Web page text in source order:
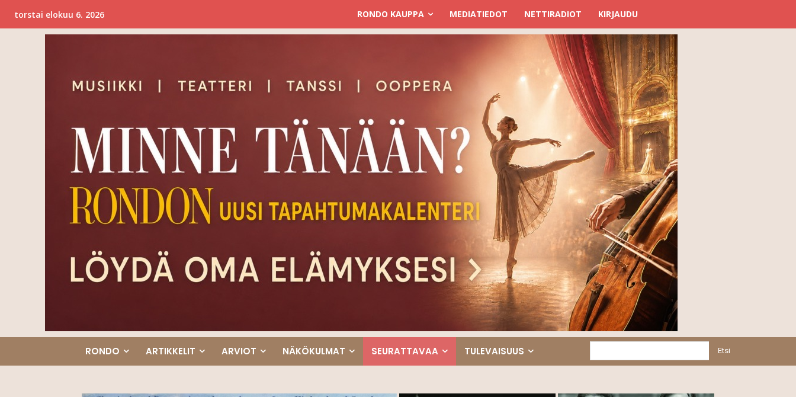
torstai elokuu 6. 2026 RONDO KAUPPA MEDIATIEDOT NETTIRADIOT KIRJAUDU
RONDO ARTIKKELIT ARVIOT NÄKÖKULMAT SEURATTAVAA TULEVAISUUS Etsi